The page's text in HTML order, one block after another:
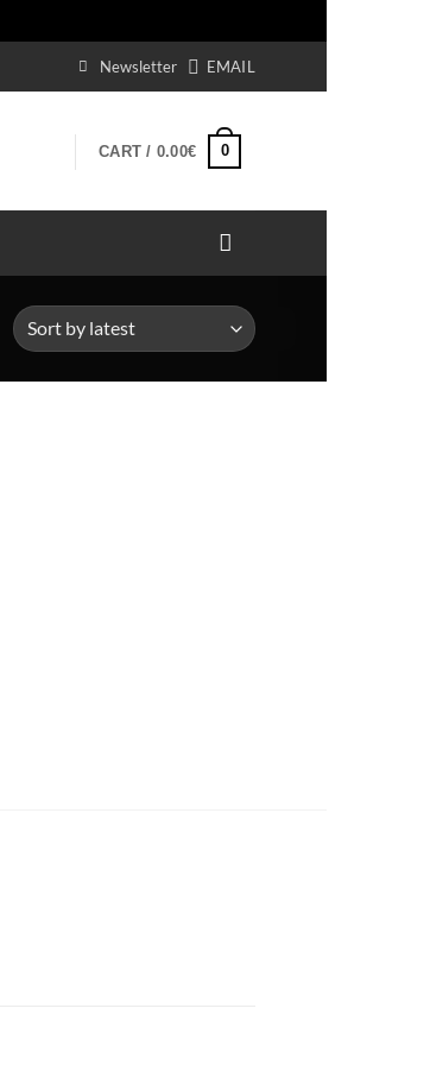
Newsletter EMAIL
CART / 0.00€ 0